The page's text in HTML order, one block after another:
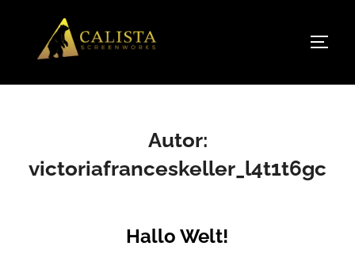
springen
Autor:
victoriafranceskeller_l4t1t6gc
Hallo Welt!